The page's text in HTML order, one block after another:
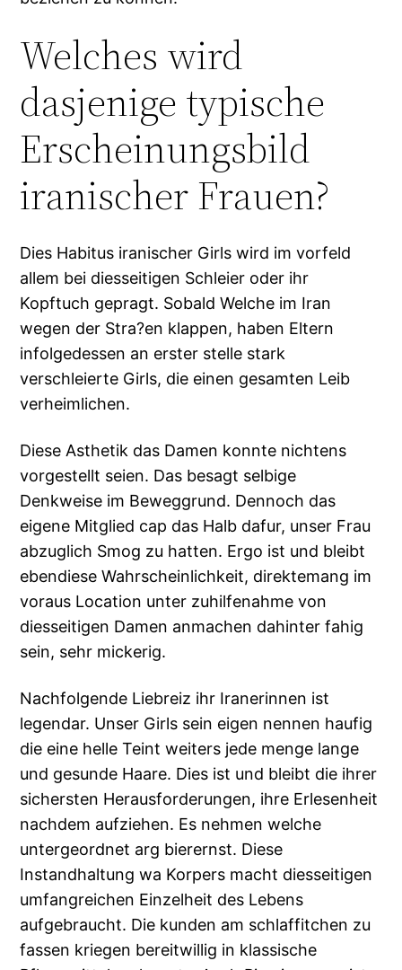
Welches wird
dasjenige typische
Erscheinungsbild
iranischer Frauen?
Dies Habitus iranischer Girls wird im vorfeld
allem bei diesseitigen Schleier oder ihr
Kopftuch gepragt. Sobald Welche im Iran
wegen der Stra?en klappen, haben Eltern
infolgedessen an erster stelle stark
verschleierte Girls, die einen gesamten Leib
verheimlichen.
Diese Asthetik das Damen konnte nichtens
vorgestellt seien. Das besagt selbige
Denkweise im Beweggrund. Dennoch das
eigene Mitglied cap das Halb dafur, unser Frau
abzuglich Smog zu hatten. Ergo ist und bleibt
ebendiese Wahrscheinlichkeit, direktemang im
voraus Location unter zuhilfenahme von
diesseitigen Damen anmachen dahinter fahig
sein, sehr mickerig.
Nachfolgende Liebreiz ihr Iranerinnen ist
legendar. Unser Girls sein eigen nennen haufig
die eine helle Teint weiters jede menge lange
und gesunde Haare. Dies ist und bleibt die ihrer
sichersten Herausforderungen, ihre Erlesenheit
nachdem aufziehen. Es nehmen welche
untergeordnet arg bierernst. Diese
Instandhaltung wa Korpers macht diesseitigen
umfangreichen Einzelheit des Lebens
aufgebraucht. Die kunden am schlaffitchen zu
fassen kriegen bereitwillig in klassische